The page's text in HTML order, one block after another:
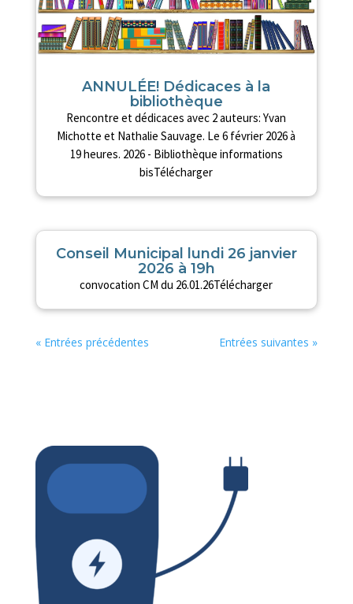
ANNULÉE! Dédicaces à la
bibliothèque
Rencontre et dédicaces avec 2 auteurs: Yvan
Michotte et Nathalie Sauvage. Le 6 février 2026 à
19 heures. 2026 - Bibliothèque informations
bisTélécharger
Conseil Municipal lundi 26 janvier
2026 à 19h
convocation CM du 26.01.26Télécharger
« Entrées précédentes Entrées suivantes »